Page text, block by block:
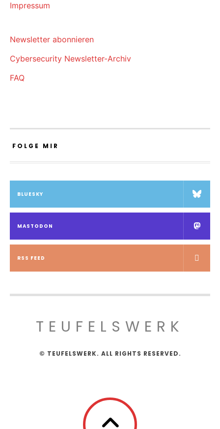
Impressum
Newsletter abonnieren
Cybersecurity Newsletter-Archiv
FAQ
FOLGE MIR
BLUESKY
MASTODON
RSS FEED
TEUFELSWERK
© TEUFELSWERK. ALL RIGHTS RESERVED.